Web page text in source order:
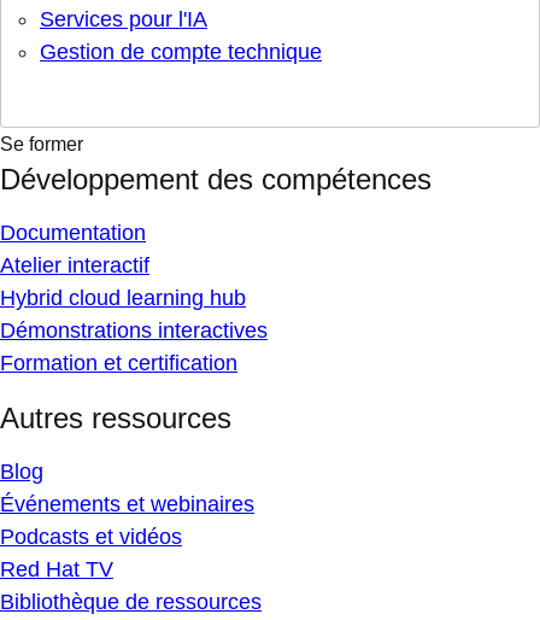
Services pour l'IA
Gestion de compte technique
Se former
Développement des compétences
Documentation
Atelier interactif
Hybrid cloud learning hub
Démonstrations interactives
Formation et certification
Autres ressources
Blog
Événements et webinaires
Podcasts et vidéos
Red Hat TV
Bibliothèque de ressources